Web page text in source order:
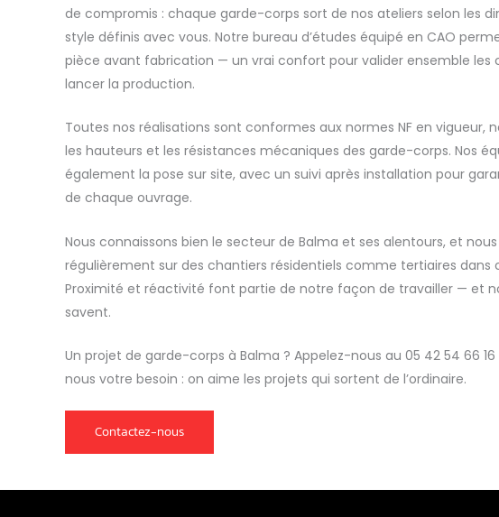
de compromis : chaque garde-corps sort de nos ateliers selon les
style définis avec vous. Notre bureau d’études équipé en CAO
pièce avant fabrication — un vrai confort pour valider ensemble les
lancer la production.
Toutes nos réalisations sont conformes aux normes NF en vigueur,
les hauteurs et les résistances mécaniques des garde-corps. Nos
également la pose sur site, avec un suivi après installation pour
de chaque ouvrage.
Nous connaissons bien le secteur de Balma et ses alentours, et
régulièrement sur des chantiers résidentiels comme tertiaires dans
Proximité et réactivité font partie de notre façon de travailler — et
savent.
Un projet de garde-corps à Balma ? Appelez-nous au 05 42 54 66
nous votre besoin : on aime les projets qui sortent de l’ordinaire.
Contactez-nous